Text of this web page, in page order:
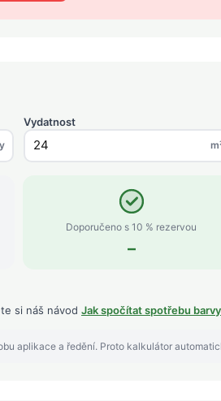
Vydatnost
Doporučeno s 10 % rezervou
–
si náš návod Jak spočítat spotřebu barvy
aplikace a ředění. Proto kalkulátor